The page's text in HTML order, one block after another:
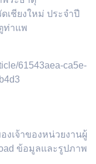
เชียงใหม่ ประจำปี
ท่าแพ
61543aea-ca5e-
เจ้าของหน่วยงานผู้
ข้อมูลและรูปภาพ